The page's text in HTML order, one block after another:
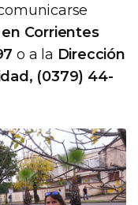
Corrientes
o a la Dirección
(0379) 44-